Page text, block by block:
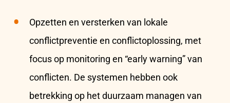
Opzetten en versterken van lokale
conflictpreventie en conflictoplossing, met
focus op monitoring en “early warning” van
conflicten. De systemen hebben ook
betrekking op het duurzaam managen van